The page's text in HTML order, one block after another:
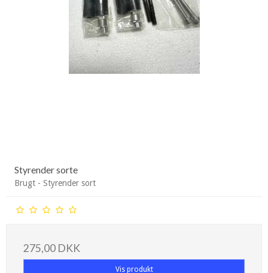
Styrender sorte
Brugt - Styrender sort
275,00 DKK
Vis produkt